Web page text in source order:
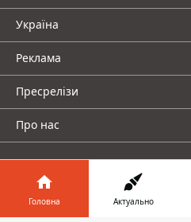
Україна
Реклама
Пресрелізи
Про нас
Головна Актуально